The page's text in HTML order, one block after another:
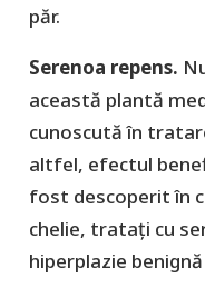
păr.
Serenoa repens.
această plantă
cunoscută în
altfel, efectul
fost descoperit în
chelie, tratați cu
hiperplazie